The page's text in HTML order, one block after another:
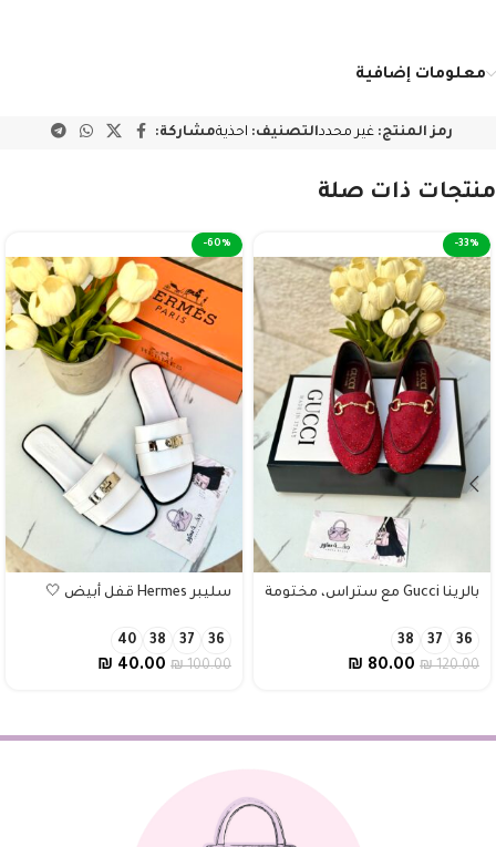
معلومات إضافية
رمز المنتج:غير محددالتصنيف: احذيةمشاركة:
منتجات ذات صلة
-33%
بالرينا Gucci مع ستراس، مختومة
36
37
38
₪120.00
₪ 80.00
-60%
سليبر Hermes قفل أبيض 🤍
36
37
38
40
₪100.00
₪ 40.00